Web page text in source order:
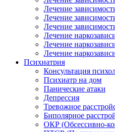
Лечение
Лечение
Лечение
Лечение
Лечение
Лечение
Психиатрия
Консультация
Психиатр на дом
Панические атаки
Депрессия
Тревожное
Биполярное
ОКР (Обсессивно-